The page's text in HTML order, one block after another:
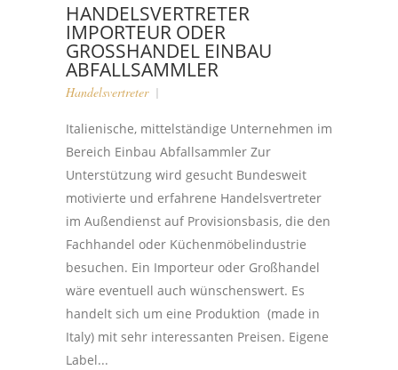
HANDELSVERTRETER
IMPORTEUR ODER
GROSSHANDEL EINBAU A
BFALLSAMMLER
Handelsvertreter
Italienische, mittelständige Unternehmen im
Bereich Einbau Abfallsammler Zur
Unterstützung wird gesucht Bundesweit
motivierte und erfahrene Handelsvertreter
im Außendienst auf Provisionsbasis, die den
Fachhandel oder Küchenmöbelindustrie
besuchen. Ein Importeur oder Großhandel
wäre eventuell auch wünschenswert. Es
handelt sich um eine Produktion (made in
Italy) mit sehr interessanten Preisen. Eigene
Label...